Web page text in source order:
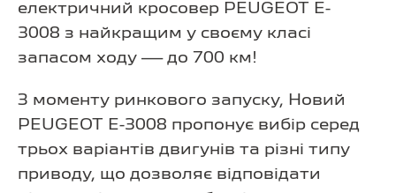
електричний кросовер PEUGEOT E-
3008 з найкращим у своєму класі
запасом ходу — до 700 км!
З моменту ринкового запуску, Новий
PEUGEOT E-3008 пропонує вибір серед
трьох варіантів двигунів та різні типу
приводу, що дозволяє відповідати